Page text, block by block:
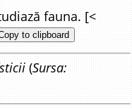
fauna. [<
to clipboard
(Sursa: